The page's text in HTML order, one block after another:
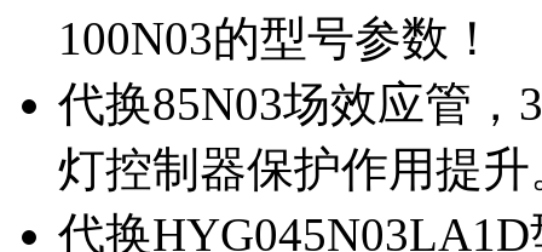
100N03的型号参数！
代换85N03场效应管
灯控制器保护作用提升
代换